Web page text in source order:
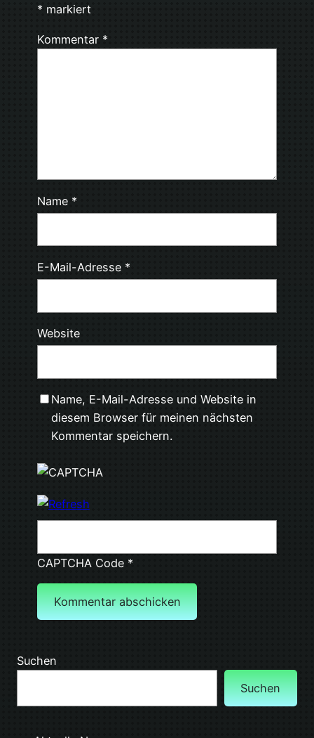
* markiert
Kommentar *
Name *
E-Mail-Adresse *
Website
Name, E-Mail-Adresse und Website in
diesem Browser für meinen nächsten
Kommentar speichern.
CAPTCHA Code*
Suchen
Suchen